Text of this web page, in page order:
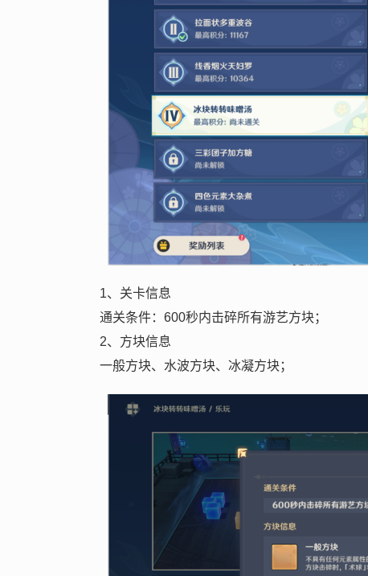
1、关卡信息
通关条件：600秒内击碎所有游艺方块；
2、方块信息
一般方块、水波方块、冰凝方块；